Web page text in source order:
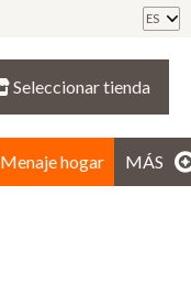
ES
Seleccionar tienda
Menaje hogar MÁS